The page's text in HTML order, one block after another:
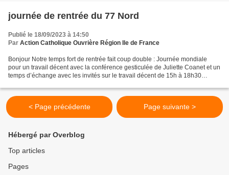
journée de rentrée du 77 Nord
Publié le 18/09/2023 à 14:50
Par Action Catholique Ouvrière Région Ile de France
Bonjour Notre temps fort de rentrée fait coup double : Journée mondiale
pour un travail décent avec la conférence gesticulée de Juliette Coanet et un
temps d’échange avec les invités sur le travail décent de 15h à 18h30
< Page précédente Page suivante >
Hébergé par Overblog
Top articles
Pages